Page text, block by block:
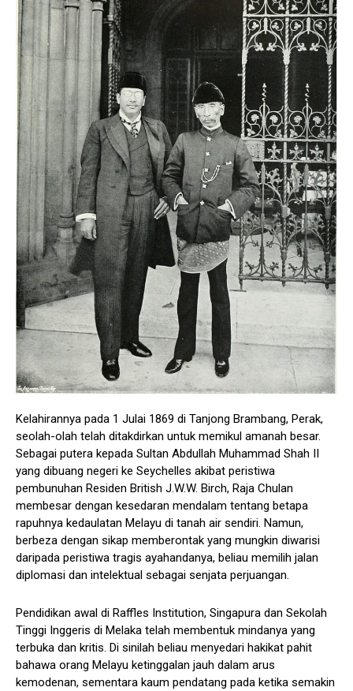
Kelahirannya pada 1 Julai 1869 di Tanjong Brambang, Perak,
seolah-olah telah ditakdirkan untuk memikul amanah besar.
Sebagai putera kepada Sultan Abdullah Muhammad Shah II
yang dibuang negeri ke Seychelles akibat peristiwa
pembunuhan Residen British J.W.W. Birch, Raja Chulan
membesar dengan kesedaran mendalam tentang betapa
rapuhnya kedaulatan Melayu di tanah air sendiri. Namun,
berbeza dengan sikap memberontak yang mungkin diwarisi
daripada peristiwa tragis ayahandanya, beliau memilih jalan
diplomasi dan intelektual sebagai senjata perjuangan.
Pendidikan awal di Raffles Institution, Singapura dan Sekolah
Tinggi Inggeris di Melaka telah membentuk mindanya yang
terbuka dan kritis. Di sinilah beliau menyedari hakikat pahit
bahawa orang Melayu ketinggalan jauh dalam arus
kemodenan, sementara kaum pendatang pada ketika semakin